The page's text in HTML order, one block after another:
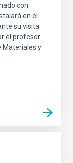
con
en el
su visita
el profesor
Materiales y